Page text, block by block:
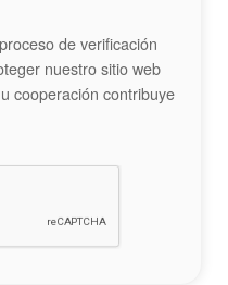
de verificación
nuestro sitio web
cooperación contribuye